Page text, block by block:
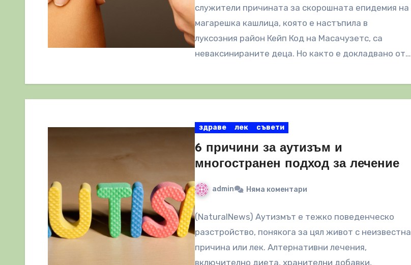
служители причината за скорошната епидемия на
магарешка кашлица, която е настъпила в
луксозния район Кейп Код на Масачузетс, са
неваксинираните деца. Но както е докладвано от…
здраве лек съвети
6 причини за аутизъм и
многостранен подход за лечение
admin Няма коментари
(NaturalNews) Аутизмът е тежко поведенческо
разстройство, понякога за цял живот с неизвестна
причина или лек. Алтернативни лечения,
включително диета, хранителни добавки,